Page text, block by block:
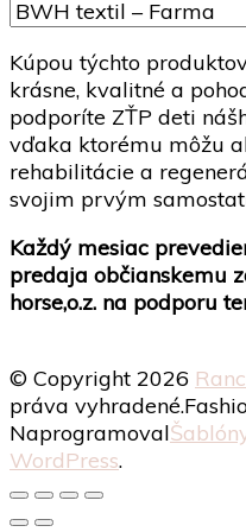
Kúpou týchto
krásne, kvalitné a
podporíte ZŤP deti
vďaka ktorému môžu
rehabilitácie a
svojim prvým
Každý mesiac
predaja občianskemu
horse,o.z. na podporu
© Copyright 2026
práva vyhradené.
Naprogramoval
WordPress.